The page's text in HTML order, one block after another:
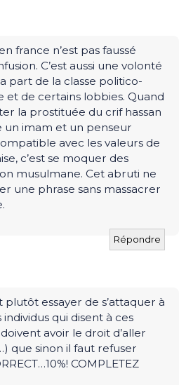
france n’est pas faussé
C’est aussi une volonté
part de la classe politico-
et de certains lobbies. Quand
la prostituée du crif hassan
imam et un penseur
avec les valeurs de
c’est se moquer des
musulmane. Cet abruti ne
une phrase sans massacrer
Répondre
plutôt essayer de s’attaquer à
qui disent à ces
avoir le droit d’aller
que sinon il faut refuser
COMPLETEZ